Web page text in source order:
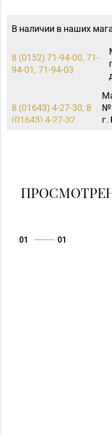
В наличии в наших
8 (0152) 71-94-00, 71-
94-01, 71-94-03
8 (01643) 4-27-30, 8
(01643) 4-27-32
г.
01 01